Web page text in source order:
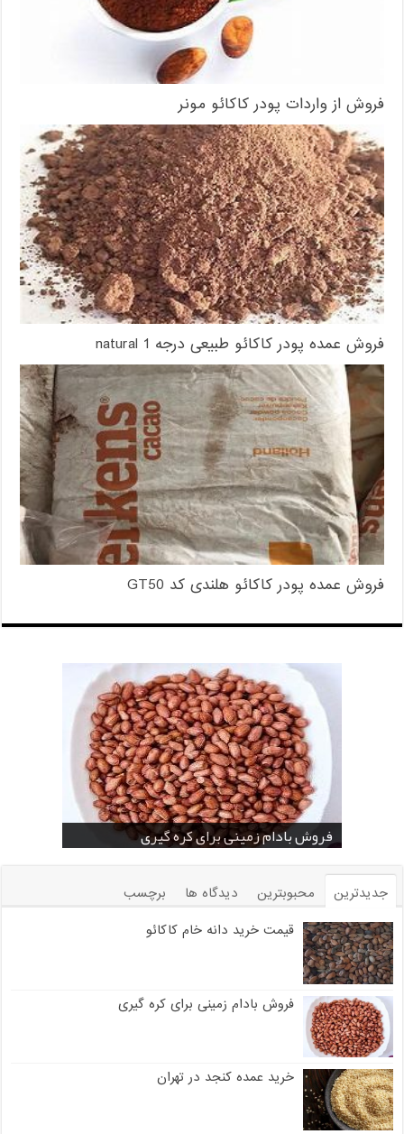
فروش از واردات پودر کاکائو مونر
فروش عمده پودر کاکائو طبیعی درجه 1 natural
فروش عمده پودر کاکائو هلندی کد GT50
قیمت خرید دانه خام کاکائو
فروش بادام زمینی برای کره گیری
خرید عمده کنجد در تهران
خرید عمده کنجد سیاه و سفید
خرید بادام زمینی فله
خرید عمده کنجد سیاه
خرید عمده کنجد سفید
قیمت خرید کافی میت در کرمان
فروش انواع کنجد در یزد ( Sesame )
جدیدترین محبوبترین دیدگاه ها
برچسب
قیمت خرید دانه خام کاکائو
فروش بادام زمینی برای کره گیری
خرید عمده کنجد در تهران